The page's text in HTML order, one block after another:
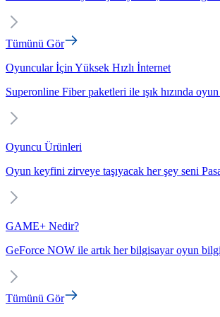
Tümünü Gör
Oyuncular İçin Yüksek Hızlı İnternet
Superonline Fiber paketleri ile ışık hızında
Oyuncu Ürünleri
Oyun keyfini zirveye taşıyacak her şey seni
GAME+ Nedir?
GeForce NOW ile artık her bilgisayar oyun
Tümünü Gör